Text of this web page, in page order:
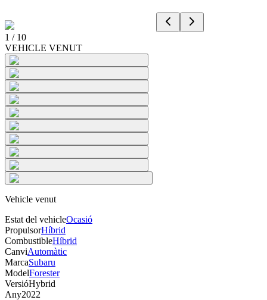
1 / 10
VEHICLE VENUT
Vehicle venut
Estat del vehicleOcasió
PropulsorHíbrid
CombustibleHíbrid
CanviAutomàtic
MarcaSubaru
ModelForester
VersióHybrid
Any2022